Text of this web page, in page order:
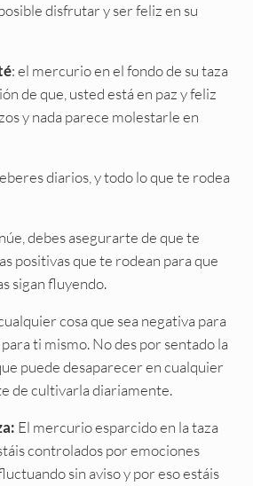
disfrutar y ser feliz en su
: el mercurio en el fondo de su taza
de que, usted está en paz y feliz
y nada parece molestarle en
diarios, y todo lo que te rodea
debes asegurarte de que te
positivas que te rodean para que
sigan fluyendo.
cosa que sea negativa para
ti mismo. No des por sentado la
puede desaparecer en cualquier
de cultivarla diariamente.
El mercurio esparcido en la taza
controlados por emociones
sin aviso y por eso estáis